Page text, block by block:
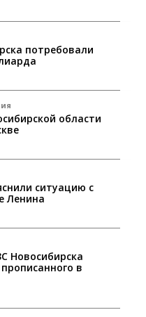
потребовали
области
ситуацию с
Ленина
Новосибирска
в